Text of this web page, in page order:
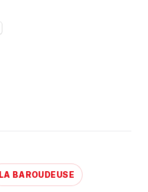
LA BAROUDEUSE